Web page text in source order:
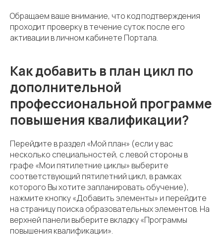
Обращаем ваше внимание, что код подтверждения
проходит проверку в течение суток после его
активации в личном кабинете Портала.
Как добавить в план цикл по
дополнительной
профессиональной программе
повышения квалификации?
Перейдите в раздел «Мой план» (если у вас
несколько специальностей, с левой стороны в
графе «Мои пятилетние циклы» выберите
соответствующий пятилетний цикл, в рамках
которого Вы хотите запланировать обучение),
нажмите кнопку «Добавить элементы» и перейдите
на страницу поиска образовательных элементов. На
верхней панели выберите вкладку «Программы
повышения квалификации».